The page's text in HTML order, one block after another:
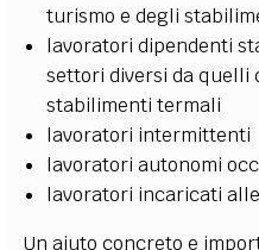
turismo e degli
lavoratori dipendenti
settori diversi da quelli
stabilimenti termali
lavoratori intermittenti
lavoratori autonomi
lavoratori incaricati
Un aiuto concreto e